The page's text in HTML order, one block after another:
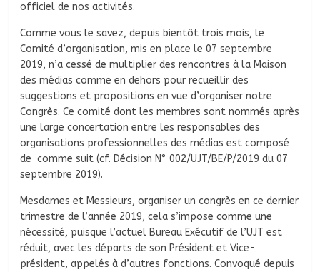
officiel de nos activités.
Comme vous le savez, depuis bientôt trois mois, le
Comité d’organisation, mis en place le 07 septembre
2019, n’a cessé de multiplier des rencontres à la Maison
des médias comme en dehors pour recueillir des
suggestions et propositions en vue d’organiser notre
Congrès. Ce comité dont les membres sont nommés après
une large concertation entre les responsables des
organisations professionnelles des médias est composé
de comme suit (cf. Décision N° 002/UJT/BE/P/2019 du 07
septembre 2019).
Mesdames et Messieurs, organiser un congrès en ce dernier
trimestre de l’année 2019, cela s’impose comme une
nécessité, puisque l’actuel Bureau Exécutif de l’UJT est
réduit, avec les départs de son Président et Vice-
président, appelés à d’autres fonctions. Convoqué depuis